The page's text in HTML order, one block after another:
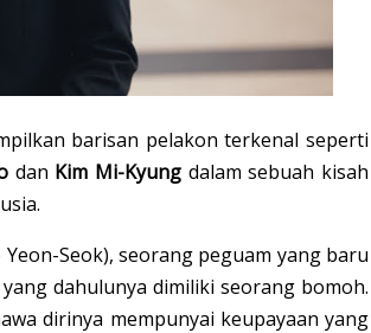
barisan pelakon terkenal seperti
dan Kim Mi-Kyung dalam sebuah kisah
Seok), seorang peguam yang baru
dahulunya dimiliki seorang bomoh.
dirinya mempunyai keupayaan yang